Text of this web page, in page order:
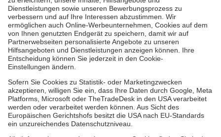
Kennzahlen und Struktur
Als Pflegefachkraft arbeiten
Qualität
Unsere Spendenprojekte
Allgemeine Einkaufsbedingungen
Hinweisgebersystem